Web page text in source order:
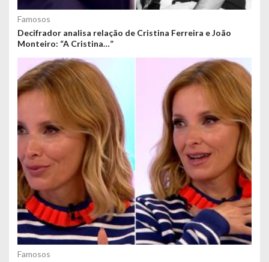
Famosos
Decifrador analisa relação de Cristina Ferreira e João
Monteiro: “A Cristina…”
Famosos